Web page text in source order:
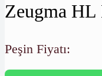
Zeugma HL
Peşin Fiyatı: